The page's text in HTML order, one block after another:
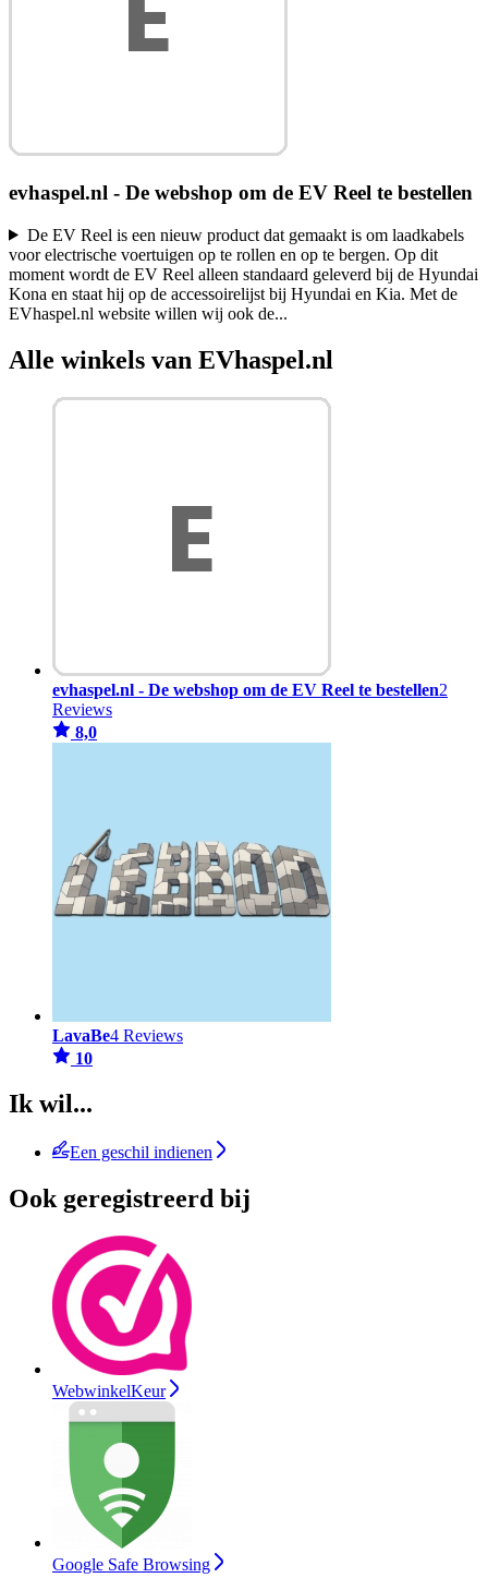
evhaspel.nl - De webshop om de EV Reel te bestellen
De EV Reel is een nieuw product dat gemaakt is om laadkabels
voor electrische voertuigen op te rollen en op te bergen. Op dit
moment wordt de EV Reel alleen standaard geleverd bij de Hyundai
Kona en staat hij op de accessoirelijst bij Hyundai en Kia. Met de
EVhaspel.nl website willen wij ook de...
Alle winkels van EVhaspel.nl
evhaspel.nl - De webshop om de EV Reel te bestellen2
Reviews
8,0
LavaBe4 Reviews
10
Ik wil...
Een geschil indienen
Ook geregistreerd bij
WebwinkelKeur
Google Safe Browsing